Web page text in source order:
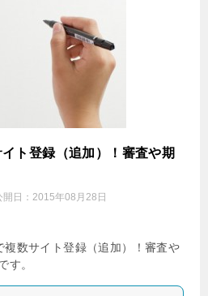
ト登録（追加）！審査や期
開日： 2015年08月28日
数サイト登録（追加）！審査や
す。